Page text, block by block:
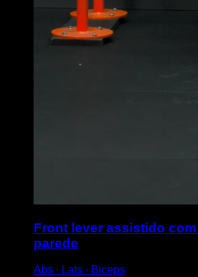
Front lever assistido
parede
Abs ∙ Lats ∙ Biceps